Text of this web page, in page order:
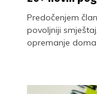
Predočenjem
povoljniji
opremanje doma